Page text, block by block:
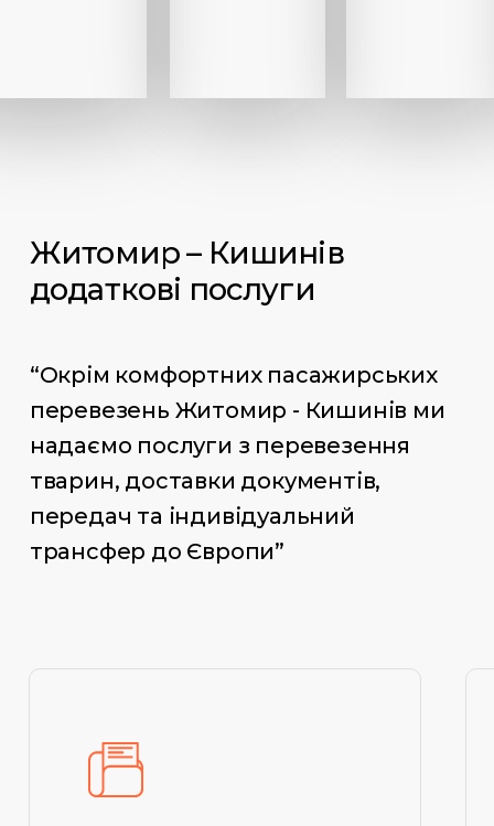
Житомир – Кишинів
додаткові послуги
“Окрім комфортних пасажирських
перевезень Житомир - Кишинів ми
надаємо послуги з перевезення
тварин, доставки документів,
передач та індивідуальний
трансфер до Європи”